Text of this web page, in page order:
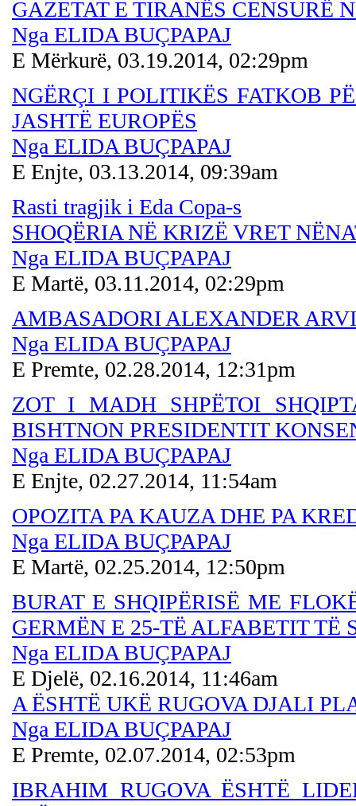
GAZETAT E TIRANËS CENSURË
Nga ELIDA BUÇPAPAJ
E Mërkurë, 03.19.2014, 02:29pm
NGËRÇI I POLITIKËS FATKOB
JASHTË EUROPËS
Nga ELIDA BUÇPAPAJ
E Enjte, 03.13.2014, 09:39am
Rasti tragjik i Eda Copa-s
SHOQËRIA NË KRIZË VRET
Nga ELIDA BUÇPAPAJ
E Martë, 03.11.2014, 02:29pm
AMBASADORI ALEXANDER
Nga ELIDA BUÇPAPAJ
E Premte, 02.28.2014, 12:31pm
ZOT I MADH SHPËTOI
BISHTNON PRESIDENTIT
Nga ELIDA BUÇPAPAJ
E Enjte, 02.27.2014, 11:54am
OPOZITA PA KAUZA DHE PA
Nga ELIDA BUÇPAPAJ
E Martë, 02.25.2014, 12:50pm
BURAT E SHQIPËRISË ME
GERMËN E 25-TË ALFABETIT TË
Nga ELIDA BUÇPAPAJ
E Djelë, 02.16.2014, 11:46am
A ËSHTË UKË RUGOVA DJALI
Nga ELIDA BUÇPAPAJ
E Premte, 02.07.2014, 02:53pm
IBRAHIM RUGOVA ËSHTË